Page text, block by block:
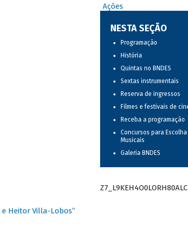
Heitor Villa-Lobos”
Ações
NESTA SEÇÃO
Programação
História
Quintas no BNDES
Sextas instrumentais
Reserva de ingressos
Filmes e festivais de
Receba a programação
Concursos para
Musicais
Galeria BNDES